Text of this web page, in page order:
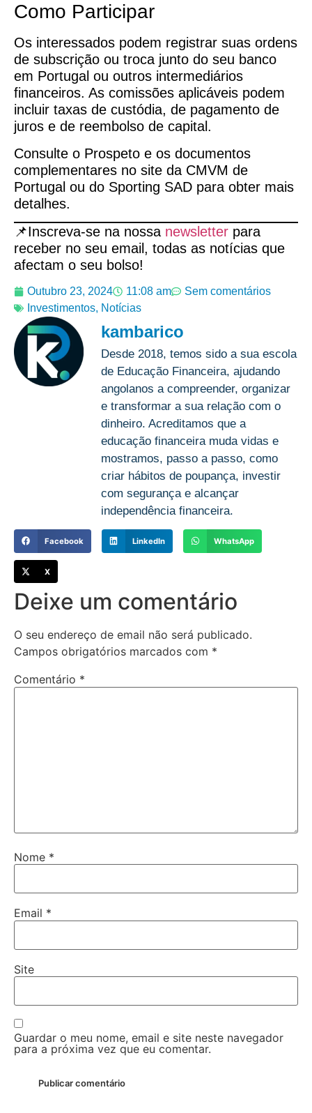
Como Participar
Os interessados podem registrar suas ordens
de subscrição ou troca junto do seu banco
em Portugal ou outros intermediários
financeiros. As comissões aplicáveis podem
incluir taxas de custódia, de pagamento de
juros e de reembolso de capital.
Consulte o Prospeto e os documentos
complementares no site da CMVM de
Portugal ou do Sporting SAD para obter mais
detalhes.
📌Inscreva-se na nossa newsletter para
receber no seu email, todas as notícias que
afectam o seu bolso!
Outubro 23, 2024 11:08 am
Sem comentários
Investimentos, Notícias
kambarico
Desde 2018, temos sido a sua escola
de Educação Financeira, ajudando
angolanos a compreender, organizar
e transformar a sua relação com o
dinheiro. Acreditamos que a
educação financeira muda vidas e
mostramos, passo a passo, como
criar hábitos de poupança, investir
com segurança e alcançar
independência financeira.
Facebook LinkedIn WhatsApp
X
Deixe um comentário
O seu endereço de email não será publicado.
Campos obrigatórios marcados com *
Comentário *
Nome *
Email *
Site
Guardar o meu nome, email e site neste navegador
para a próxima vez que eu comentar.